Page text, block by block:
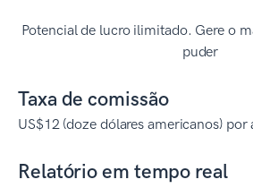
Potencial de lucro ilimitado. Gere o
puder
Taxa de comissão
US$12 (doze dólares americanos) por
Relatório em tempo real